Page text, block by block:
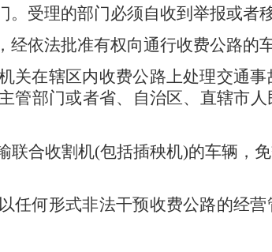
。受理的部门必须自收到举报或者
经依法批准有权向通行收费公路的
关在辖区内收费公路上处理交通
管部门或者省、自治区、直辖市
联合收割机(包括插秧机)的车辆，
任何形式非法干预收费公路的经